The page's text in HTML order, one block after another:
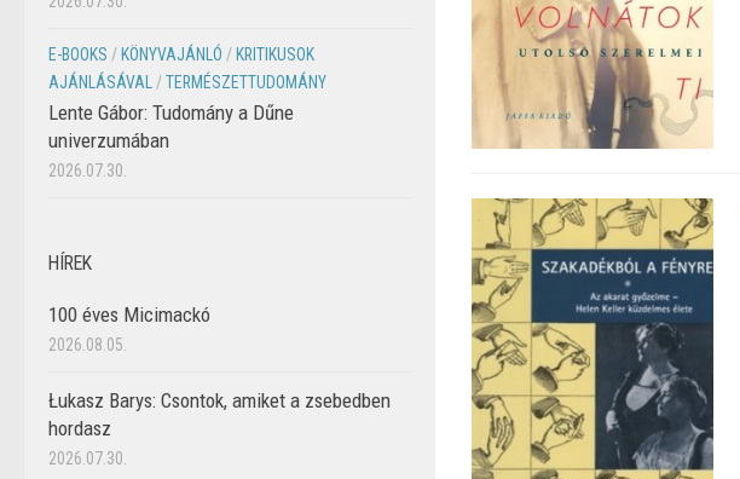
E-BOOKS / KÖNYVAJÁNLÓ / KRITIKUSOK
AJÁNLÁSÁVAL
/TERMÉSZETTUDOMÁNY
Lente Gábor: Tudomány a Dűne
univerzumában
2026.07.30.
HÍREK
100 éves Micimackó
2026.08.05.
Łukasz Barys: Csontok, amiket a zsebedben
hordasz
2026.07.30.